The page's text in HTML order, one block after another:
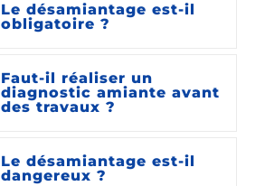
Le désamiantage est-il
obligatoire ?
Faut-il réaliser un
diagnostic amiante avant
des travaux ?
Le désamiantage est-il
dangereux ?